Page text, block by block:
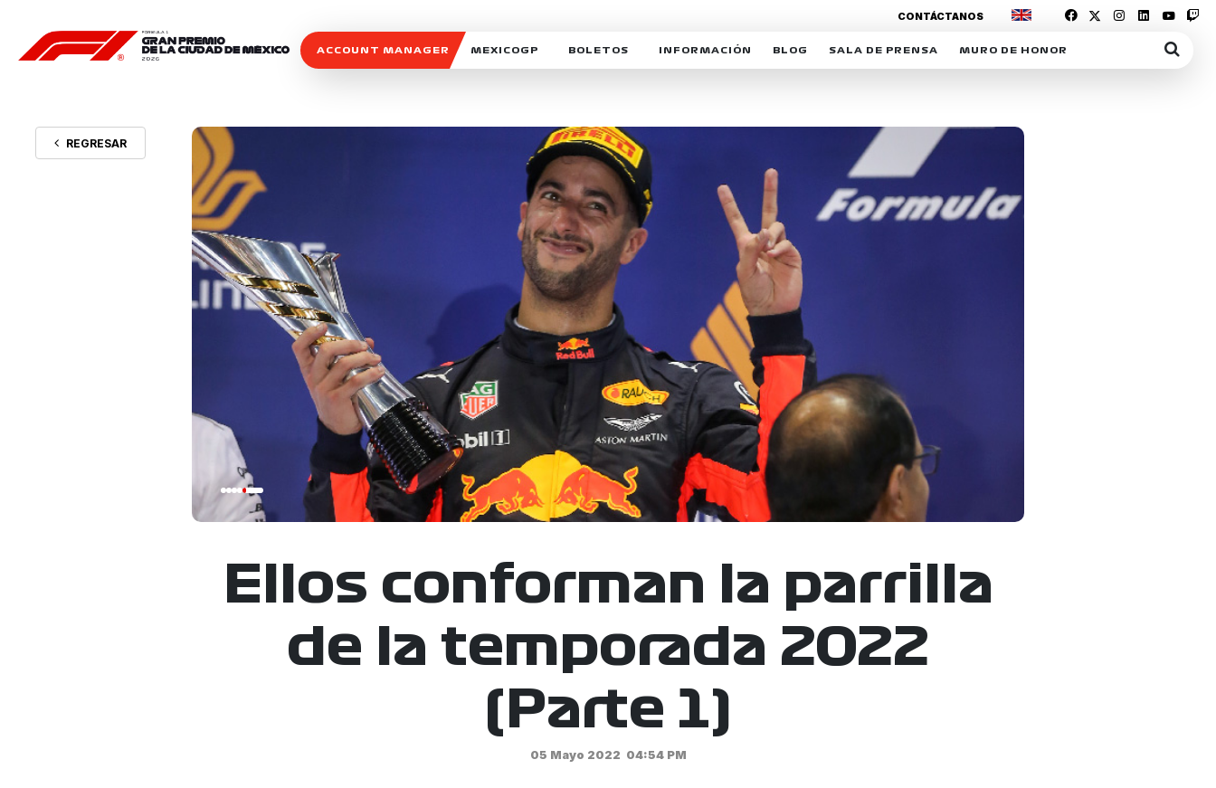
ACCOUNT MANAGER MEXICOGP
SOSTENIBILIDAD
CELEBRA CON NOSOTROS
BOLETOS INFORMACIÓN
MOTORSPORT ACADEMY
VOLUNTARIOS
EXPOSICIÓN FOTOGRÁFICA
CAMPEONATO
PATROCINADORES
LEGALES TICKETMASTER
BLOG
INTERACTIVOS
SALA DE PRENSA
ACREDITACIONES
MURO DE HONOR
CONTÁCTANOS
REGRESAR
Ellos conforman la parrilla
de la temporada 2022
(Parte 1)
05 Mayo 2022 04:54 PM